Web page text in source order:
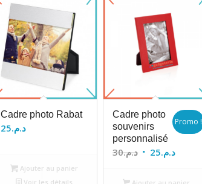
Cadre photo Rabat
د.م.25
Ajouter au panier
Voir les détails
Cadre photo
souvenirs
personnalisé
د.م.30
Le
initial
د.م.25
Le
actuel
Promo !